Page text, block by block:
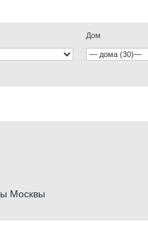
Дом
Москвы